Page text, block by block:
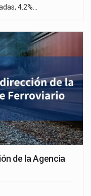
4.2%…
de la Agencia